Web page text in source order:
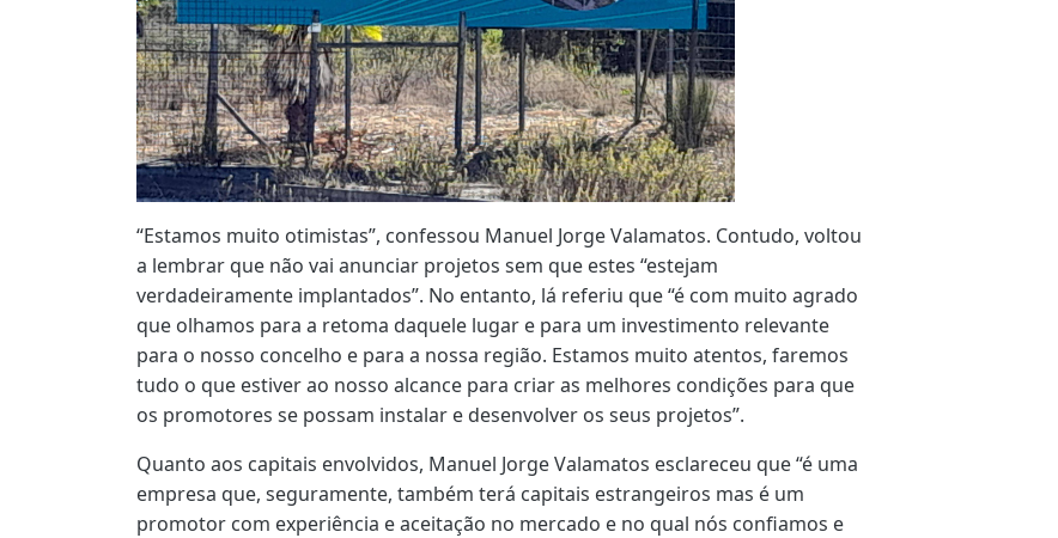
“Estamos muito otimistas”, confessou Manuel Jorge Valamatos. Contudo, voltou
a lembrar que não vai anunciar projetos sem que estes “estejam
verdadeiramente implantados”. No entanto, lá referiu que “é com muito agrado
que olhamos para a retoma daquele lugar e para um investimento relevante
para o nosso concelho e para a nossa região. Estamos muito atentos, faremos
tudo o que estiver ao nosso alcance para criar as melhores condições para que
os promotores se possam instalar e desenvolver os seus projetos”.
Quanto aos capitais envolvidos, Manuel Jorge Valamatos esclareceu que “é uma
empresa que, seguramente, também terá capitais estrangeiros mas é um
promotor com experiência e aceitação no mercado e no qual nós confiamos e